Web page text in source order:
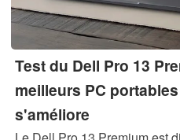
Test du Dell Pro 13
meilleurs PC
s'améliore